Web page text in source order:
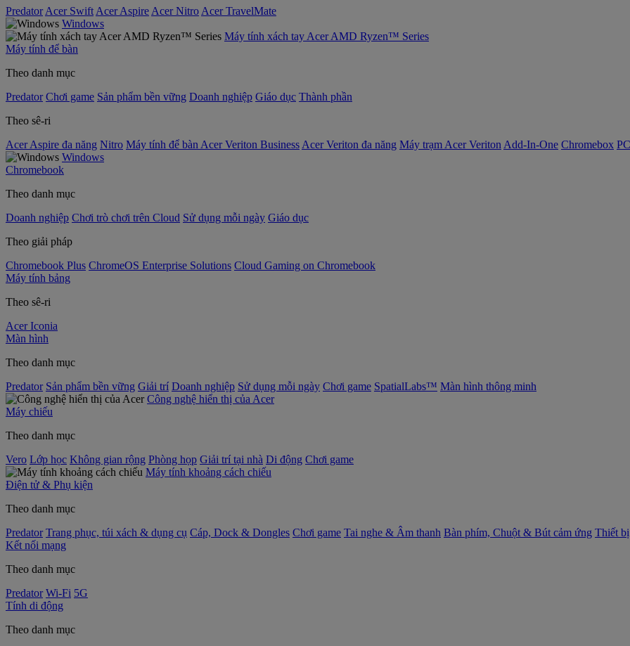
Predator Acer Swift Acer Aspire Acer Nitro Acer TravelMate
Windows
Máy tính xách tay Acer AMD Ryzen™ Series
Máy tính để bàn
Theo danh mục
Predator Chơi game Sản phẩm bền vững Doanh nghiệp Giáo dục Thành phần
Theo sê-ri
Acer Aspire đa năng Nitro Máy tính để bàn Acer Veriton Business Acer Veriton đa năng Máy trạm Acer Veriton Add-In-One Chromebox
Windows
Chromebook
Theo danh mục
Doanh nghiệp Chơi trò chơi trên Cloud Sử dụng mỗi ngày Giáo dục
Theo giải pháp
Chromebook Plus ChromeOS Enterprise Solutions Cloud Gaming on Chromebook
Máy tính bảng
Theo sê-ri
Acer Iconia
Màn hình
Theo danh mục
Predator Sản phẩm bền vững Giải trí Doanh nghiệp Sử dụng mỗi ngày Chơi game SpatialLabs™ Màn hình thông minh
Công nghệ hiển thị của Acer
Máy chiếu
Theo danh mục
Vero Lớp học Không gian rộng Phòng họp Giải trí tại nhà Di động Chơi game
Máy tính khoảng cách chiếu
Điện tử & Phụ kiện
Theo danh mục
Predator Trang phục, túi xách & dụng cụ Cáp, Dock & Dongles Chơi game Tai nghe & Âm thanh Bàn phím, Chuột & Bút cảm ứng Thiết
Kết nối mạng
Theo danh mục
Predator Wi-Fi 5G
Tính di động
Theo danh mục